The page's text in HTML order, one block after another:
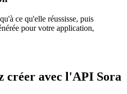
ce qu'elle réussisse, puis
pour votre application,
créer avec l'API Sora